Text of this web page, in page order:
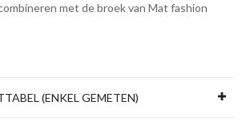
met de broek van Mat fashion
(ENKEL GEMETEN)